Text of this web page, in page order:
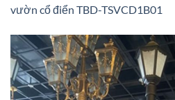
vườn cổ điển TBD-TSVCD1B01